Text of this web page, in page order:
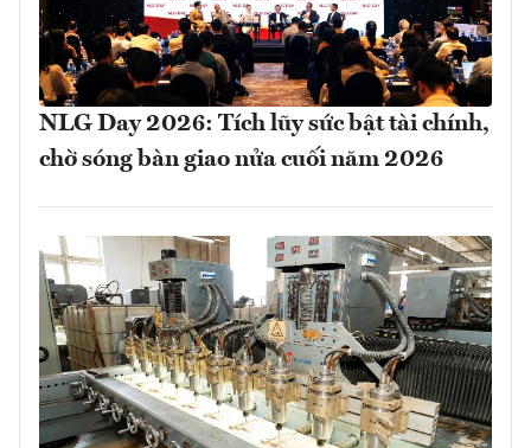
NLG Day 2026: Tích lũy sức bật tài chính,
chờ sóng bàn giao nửa cuối năm 2026